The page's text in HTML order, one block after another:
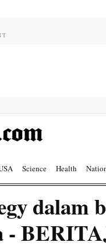
Science Health
dalam
-